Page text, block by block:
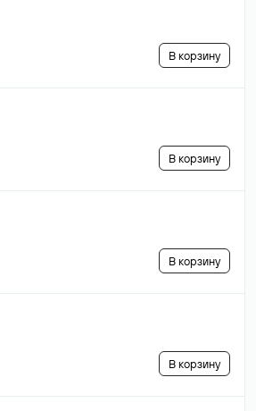
В корзину
В корзину
В корзину
В корзину